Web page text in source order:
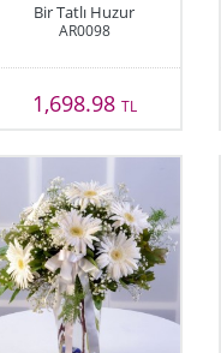
Bir Tatlı Huzur
AR0098
1,698.98 TL